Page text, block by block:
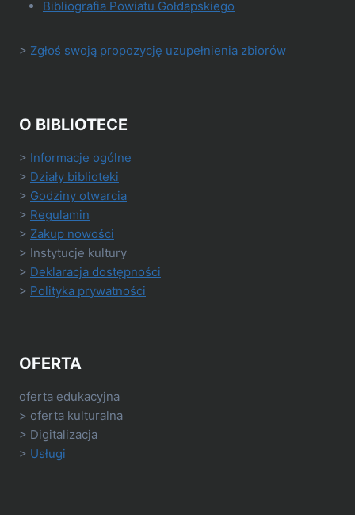
Bibliografia Powiatu Gołdapskiego
> Zgłoś swoją propozycję uzupełnienia zbiorów
O BIBLIOTECE
> Informacje ogólne
> Działy biblioteki
> Godziny otwarcia
> Regulamin
> Zakup nowości
> Instytucje kultury
> Deklaracja dostępności
> Polityka prywatności
OFERTA
oferta edukacyjna
> oferta kulturalna
> Digitalizacja
> Usługi